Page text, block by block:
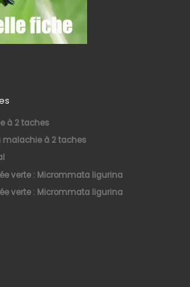
à 2 taches
malachie à 2 taches
verte : Micrommata ligurina
verte : Micrommata ligurina